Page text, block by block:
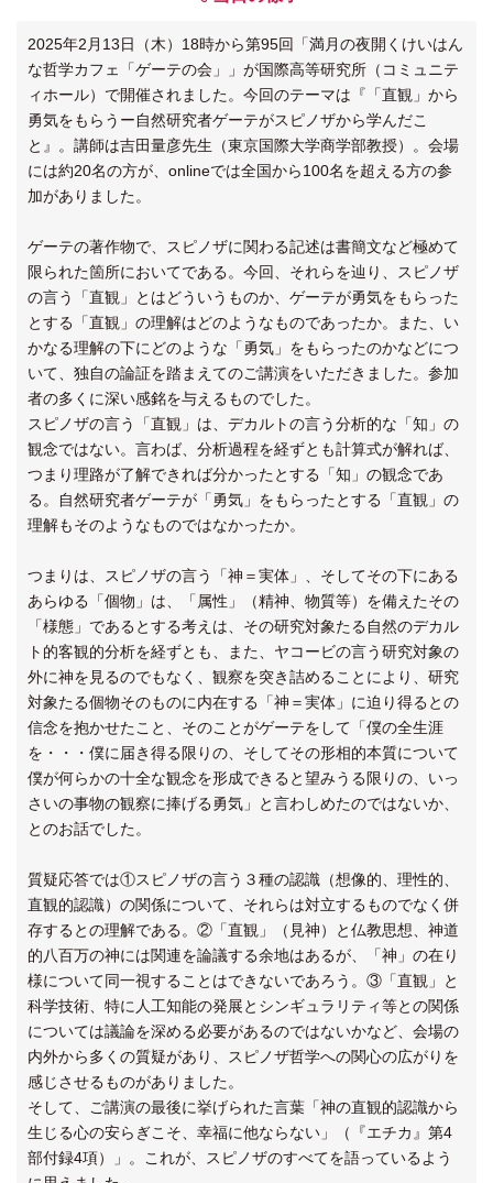
2025年2月13日（木）18時から第95回「満月の夜開くけいはん
な哲学カフェ「ゲーテの会」」が国際高等研究所（コミュニテ
ィホール）で開催されました。今回のテーマは『「直観」から
勇気をもらうー自然研究者ゲーテがスピノザから学んだこ
と』。講師は吉田量彦先生（東京国際大学商学部教授）。会場
には約20名の方が、onlineでは全国から100名を超える方の参
加がありました。
ゲーテの著作物で、スピノザに関わる記述は書簡文など極めて
限られた箇所においてである。今回、それらを辿り、スピノザ
の言う「直観」とはどういうものか、ゲーテが勇気をもらった
とする「直観」の理解はどのようなものであったか。また、い
かなる理解の下にどのような「勇気」をもらったのかなどにつ
いて、独自の論証を踏まえてのご講演をいただきました。参加
者の多くに深い感銘を与えるものでした。
スピノザの言う「直観」は、デカルトの言う分析的な「知」の
観念ではない。言わば、分析過程を経ずとも計算式が解れば、
つまり理路が了解できれば分かったとする「知」の観念であ
る。自然研究者ゲーテが「勇気」をもらったとする「直観」の
理解もそのようなものではなかったか。
つまりは、スピノザの言う「神＝実体」、そしてその下にある
あらゆる「個物」は、「属性」（精神、物質等）を備えたその
「様態」であるとする考えは、その研究対象たる自然のデカル
ト的客観的分析を経ずとも、また、ヤコービの言う研究対象の
外に神を見るのでもなく、観察を突き詰めることにより、研究
対象たる個物そのものに内在する「神＝実体」に迫り得るとの
信念を抱かせたこと、そのことがゲーテをして「僕の全生涯
を・・・僕に届き得る限りの、そしてその形相的本質について
僕が何らかの十全な観念を形成できると望みうる限りの、いっ
さいの事物の観察に捧げる勇気」と言わしめたのではないか、
とのお話でした。
質疑応答では①スピノザの言う３種の認識（想像的、理性的、
直観的認識）の関係について、それらは対立するものでなく併
存するとの理解である。②「直観」（見神）と仏教思想、神道
的八百万の神には関連を論議する余地はあるが、「神」の在り
様について同一視することはできないであろう。③「直観」と
科学技術、特に人工知能の発展とシンギュラリティ等との関係
については議論を深める必要があるのではないかなど、会場の
内外から多くの質疑があり、スピノザ哲学への関心の広がりを
感じさせるものがありました。
そして、ご講演の最後に挙げられた言葉「神の直観的認識から
生じる心の安らぎこそ、幸福に他ならない」（『エチカ』第4
部付録4項）」。これが、スピノザのすべてを語っているよう